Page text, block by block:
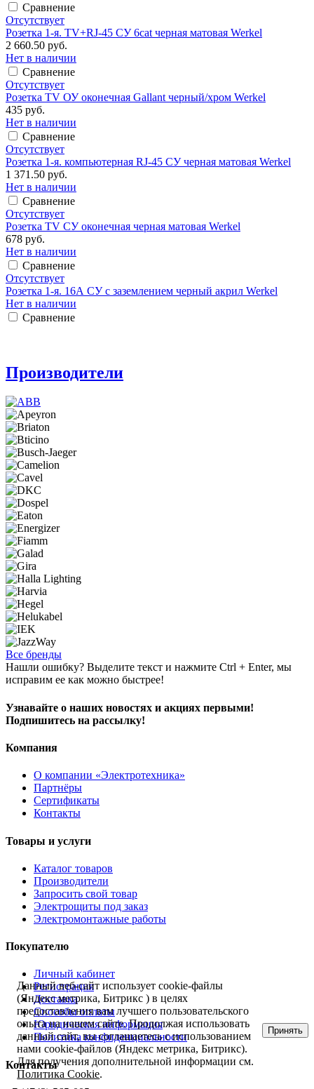
Сравнение
Отсутствует
Розетка 1-я. TV+RJ-45 СУ 6cat черная матовая Werkel
2 660.50 руб.
Нет в наличии
Сравнение
Отсутствует
Розетка TV ОУ оконечная Gallant черный/хром Werkel
435 руб.
Нет в наличии
Сравнение
Отсутствует
Розетка 1-я. компьютерная RJ-45 СУ черная матовая Werkel
1 371.50 руб.
Нет в наличии
Сравнение
Отсутствует
Розетка TV СУ оконечная черная матовая Werkel
678 руб.
Нет в наличии
Сравнение
Отсутствует
Розетка 1-я. 16А СУ с заземлением черный акрил Werkel
Нет в наличии
Сравнение
Производители
Все бренды
Нашли ошибку? Выделите текст и нажмите Ctrl + Enter, мы
исправим ее как можно быстрее!
Узнавайте о наших новостях и акциях первыми!
Подпишитесь на рассылку!
Компания
О компании «Электротехника»
Партнёры
Сертификаты
Контакты
Товары и услуги
Каталог товаров
Производители
Запросить свой товар
Электрощиты под заказ
Электромонтажные работы
Покупателю
Личный кабинет
Регистрация
Доставка
Способы оплаты
Юридическая информация
Политика конфиденциальности
Контакты
Данный веб-сайт использует cookie-файлы
(Яндекс метрика, Битрикс ) в целях
предоставления вам лучшего пользовательского
опыта на нашем сайте. Продолжая использовать
данный сайт, вы соглашаетесь с использованием
нами cookie-файлов (Яндекс метрика, Битрикс).
Для получения дополнительной информации см.
Политика Cookie.
Принять